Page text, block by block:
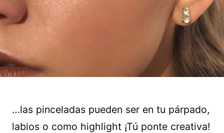
…las pinceladas pueden ser en tu párpado,
labios o como highlight ¡Tú ponte creativa!